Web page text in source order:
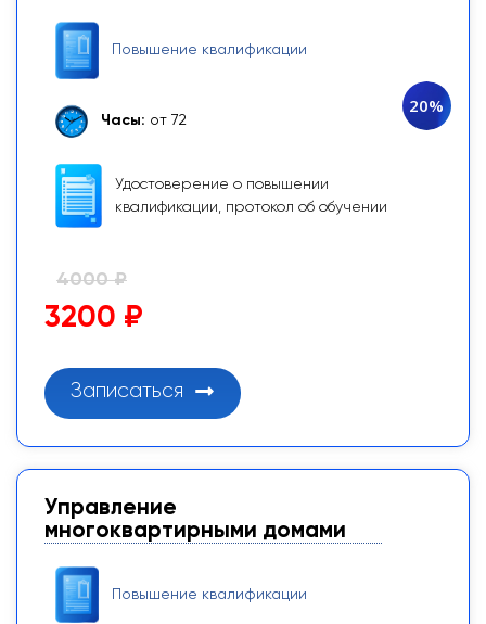
Повышение квалификации
Часы: от 72
Удостоверение о повышении
квалификации, протокол об обучении
20%
4000 ₽
3200 ₽
Записаться
Управление
многоквартирными домами
Повышение квалификации